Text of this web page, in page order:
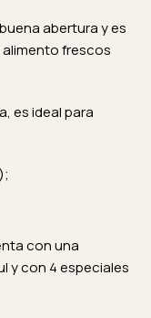
abertura y es
frescos
es ideal para
con una
y con 4 especiales